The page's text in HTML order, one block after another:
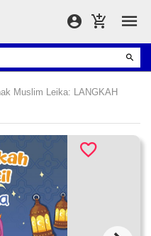
Muslim Leika: LANGKAH